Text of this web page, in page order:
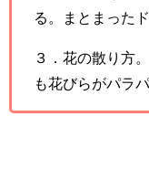
る。まとまった
３．花の散り方
も花びらがパラ